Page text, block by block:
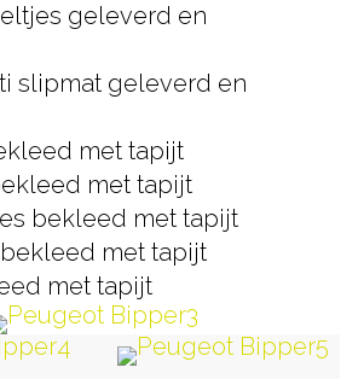
geleverd en
slipmat geleverd en
met tapijt
met tapijt
bekleed met tapijt
met tapijt
met tapijt